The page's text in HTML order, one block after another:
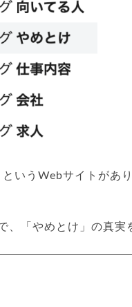
いうWebサイトがあ
、「やめとけ」の真実